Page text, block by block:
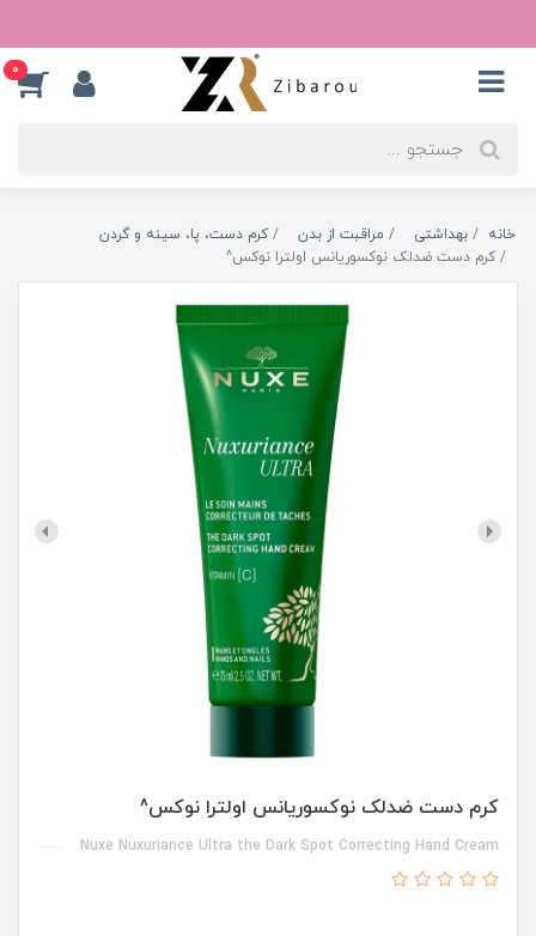
0
خانه بهداشتی مراقبت از بدن
کرم دست، پا، سینه و گردن
کرم دست ضدلک نوکسوریانس اولترا نوکس^
کرم دست ضدلک نوکسوریانس اولترا نوکس^
Nuxe Nuxuriance Ultra the Dark Spot Correcting Hand Cream